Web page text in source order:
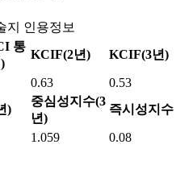
지 인용정보
통
KCIF(2년) KCIF(3년)
0.63
0.53
)
중심성지수(3
년)
즉시성지수
1.059 0.08